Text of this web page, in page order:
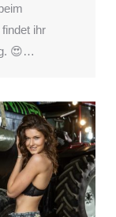
ihr
😍…